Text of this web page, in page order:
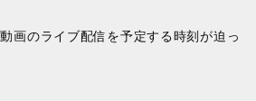
画のライブ配信を予定する時刻が迫っ